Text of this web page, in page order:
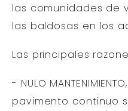
las comunidades de
las baldosas en los
Las principales
- NULO
pavimento continuo